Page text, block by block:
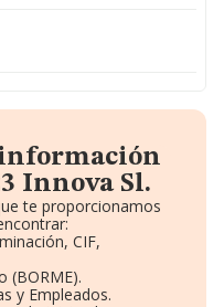
información
Innova Sl.
te proporcionamos
CIF,
(BORME).
y Empleados.